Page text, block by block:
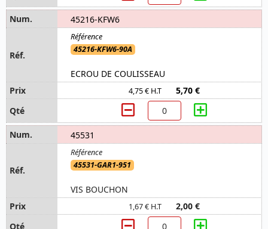
45216-KFW6
45216-KFW6-90A
ECROU DE COULISSEAU
4,75 € H.T 5,70 €
45531
45531-GAR1-951
VIS BOUCHON
1,67 € H.T 2,00 €